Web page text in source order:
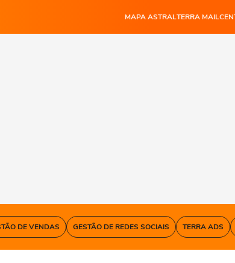
MAPA ASTRALTERRA MAIL
DE VENDAS GESTÃO DE REDES SOCIAIS TERRA ADS